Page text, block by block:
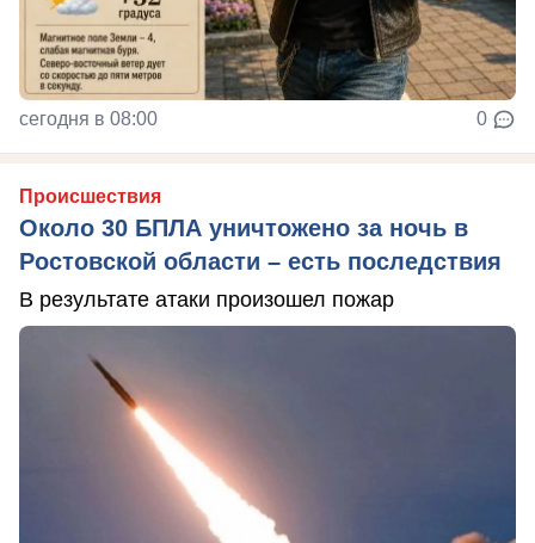
сегодня в 08:00 0
Происшествия
Около 30 БПЛА уничтожено за ночь в
Ростовской области – есть последствия
В результате атаки произошел пожар